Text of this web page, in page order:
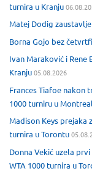
turnira u Kranju
Matej Dodig
Borna Gojo bez
Ivan Maraković i
Kranju05.08.2026
Frances Tiafoe nakon
1000 turniru u
Madison Keys prejaka
turnira u Torontu
Donna Vekić uzela
WTA 1000 turnira u